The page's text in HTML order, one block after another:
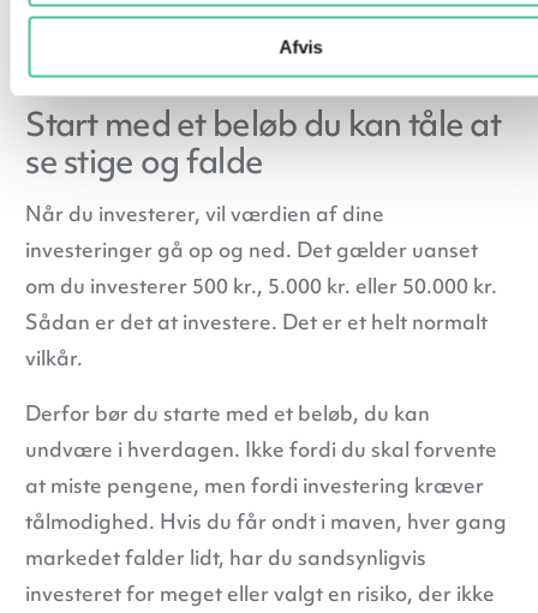
Afvis
måde, der er realistisk, rolig og til at holde fast i.
En tilgang som er tilpasset den enkelte.
Start med et beløb du kan tåle at
se stige og falde
Når du investerer, vil værdien af dine
investeringer gå op og ned. Det gælder uanset
om du investerer 500 kr., 5.000 kr. eller 50.000 kr.
Sådan er det at investere. Det er et helt normalt
vilkår.
Derfor bør du starte med et beløb, du kan
undvære i hverdagen. Ikke fordi du skal forvente
at miste pengene, men fordi investering kræver
tålmodighed. Hvis du får ondt i maven, hver gang
markedet falder lidt, har du sandsynligvis
investeret for meget eller valgt en risiko, der ikke